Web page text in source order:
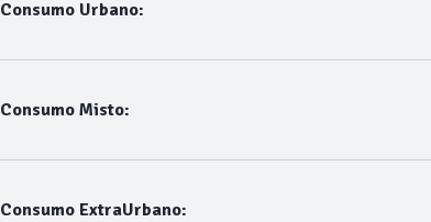
Consumo Urbano:
Consumo Misto:
Consumo ExtraUrbano: